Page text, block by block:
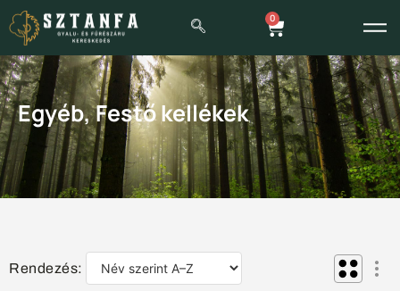
0
Egyéb,Festő kellékek
Rendezés: